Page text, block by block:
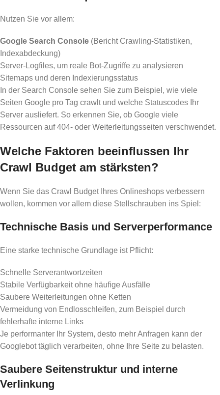
Nutzen Sie vor allem:
Google Search Console (Bericht Crawling-Statistiken,
Indexabdeckung)
Server-Logfiles, um reale Bot-Zugriffe zu analysieren
Sitemaps und deren Indexierungsstatus
In der Search Console sehen Sie zum Beispiel, wie viele
Seiten Google pro Tag crawlt und welche Statuscodes Ihr
Server ausliefert. So erkennen Sie, ob Google viele
Ressourcen auf 404- oder Weiterleitungsseiten verschwendet.
Welche Faktoren beeinflussen Ihr
Crawl Budget am stärksten?
Wenn Sie das Crawl Budget Ihres Onlineshops verbessern
wollen, kommen vor allem diese Stellschrauben ins Spiel:
Technische Basis und Serverperformance
Eine starke technische Grundlage ist Pflicht:
Schnelle Serverantwortzeiten
Stabile Verfügbarkeit ohne häufige Ausfälle
Saubere Weiterleitungen ohne Ketten
Vermeidung von Endlosschleifen, zum Beispiel durch
fehlerhafte interne Links
Je performanter Ihr System, desto mehr Anfragen kann der
Googlebot täglich verarbeiten, ohne Ihre Seite zu belasten.
Saubere Seitenstruktur und interne
Verlinkung